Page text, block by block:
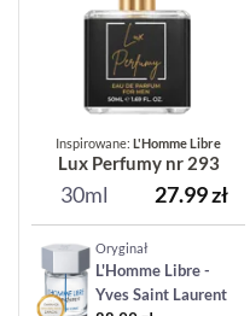
Inspirowane: L'Homme Libre
Lux Perfumy nr 293
30ml 27.99zł
Oryginał
L'Homme Libre -
Yves Saint Laurent